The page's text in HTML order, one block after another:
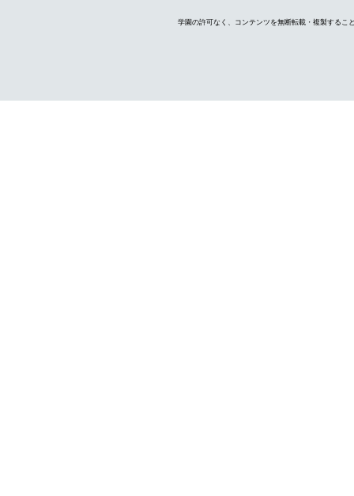
学園の許可なく、コンテンツを無断転載・複製するこ